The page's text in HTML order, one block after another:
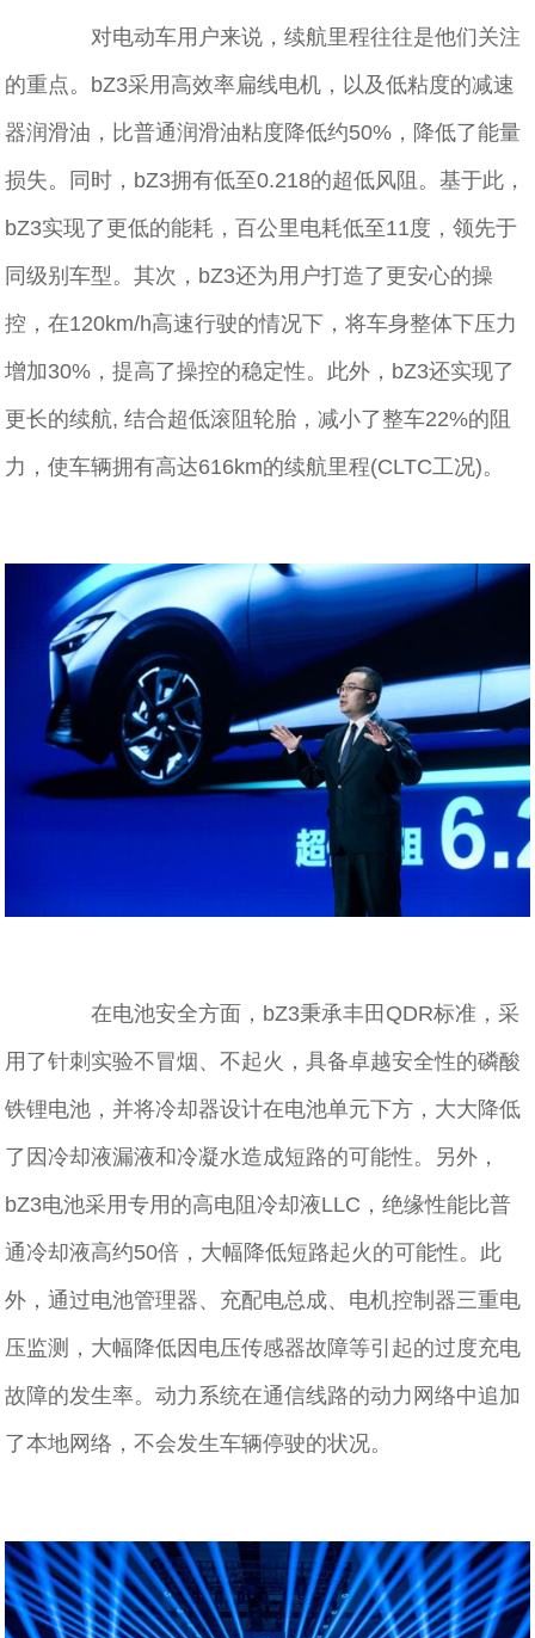
对电动⻋⽤户来说，续航⾥程往往是他们关注
的重点。bZ3采⽤高效率扁线电机，以及低粘度的减速
器润滑油，比普通润滑油粘度降低约50%，降低了能量
损失。同时，bZ3拥有低至0.218的超低风阻。基于此，
bZ3实现了更低的能耗，百公里电耗低至11度，领先于
同级别车型。其次，bZ3还为用户打造了更安心的操
控，在120km/h高速行驶的情况下，将车身整体下压力
增加30%，提高了操控的稳定性。此外，bZ3还实现了
更长的续航, 结合超低滚阻轮胎，减小了整车22%的阻
力，使车辆拥有高达616km的续航⾥程(CLTC工况)。
在电池安全方面，bZ3秉承丰田QDR标准，采
用了针刺实验不冒烟、不起火，具备卓越安全性的磷酸
铁锂电池，并将冷却器设计在电池单元下⽅，⼤⼤降低
了因冷却液漏液和冷凝水造成短路的可能性。另外，
bZ3电池采用专⽤的⾼电阻冷却液LLC，绝缘性能比普
通冷却液高约50倍，⼤幅降低短路起⽕的可能性。此
外，通过电池管理器、充配电总成、电机控制器三重电
压监测，⼤幅降低因电压传感器故障等引起的过度充电
故障的发⽣率。动⼒系统在通信线路的动力网络中追加
了本地网络，不会发⽣⻋辆停驶的状况。